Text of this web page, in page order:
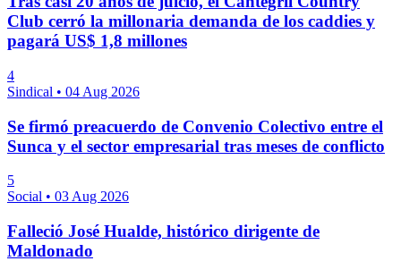
Club cerró la millonaria demanda de los caddies y
pagará US$ 1,8 millones
4
Sindical • 04 Aug 2026
Se firmó preacuerdo de Convenio Colectivo entre el
Sunca y el sector empresarial tras meses de conflicto
5
Social • 03 Aug 2026
Falleció José Hualde, histórico dirigente de
Maldonado